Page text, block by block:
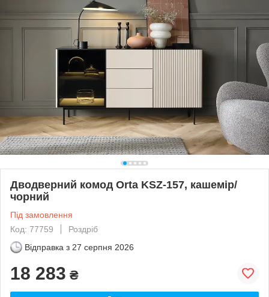
Дводверний комод Orta KSZ-157, кашемір/
чорний
Під замовлення
Код: 77759
Роздріб
Відправка з 27 серпня 2026
18 283 ₴